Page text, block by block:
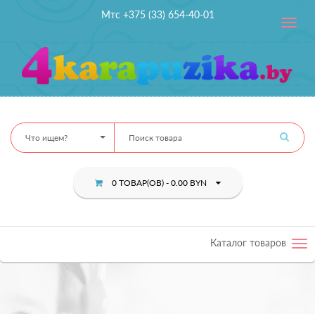
Мтс +375 (33) 654-40-01
Toggle
Что ищем?
0 ТОВАР(ОВ) - 0.00 BYN
Каталог товаров